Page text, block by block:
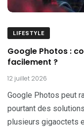
LIFESTYLE
Google Photos :
facilement ?
12 juillet 2026
Google Photos peut
pourtant des
plusieurs gigaoctets